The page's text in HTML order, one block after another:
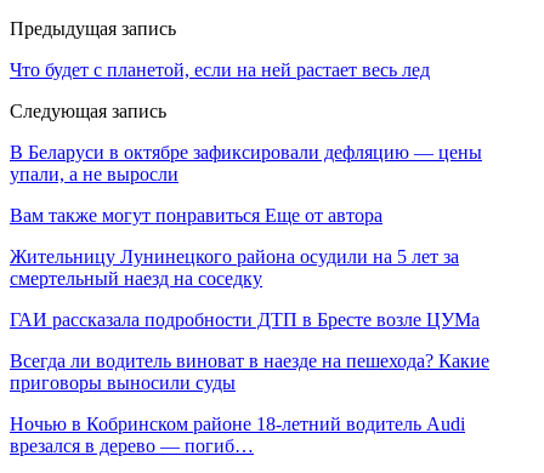
Предыдущая запись
Что будет с планетой, если на ней растает весь лед
Следующая запись
В Беларуси в октябре зафиксировали дефляцию — цены
упали, а не выросли
Вам также могут понравиться Еще от автора
Жительницу Лунинецкого района осудили на 5 лет за
смертельный наезд на соседку
ГАИ рассказала подробности ДТП в Бресте возле ЦУМа
Всегда ли водитель виноват в наезде на пешехода? Какие
приговоры выносили суды
Ночью в Кобринском районе 18-летний водитель Audi
врезался в дерево — погиб…